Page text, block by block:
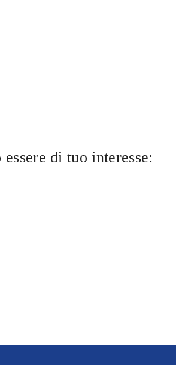
essere di tuo interesse: